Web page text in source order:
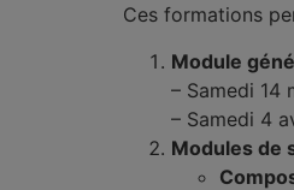
Ces formations
Module
– Samedi 14
– Samedi 4
Modules de